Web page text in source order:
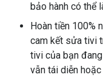
bảo hành có thể
Hoàn tiền 100%
cam kết sửa tivi
tivi của bạn
vẫn tái diễn